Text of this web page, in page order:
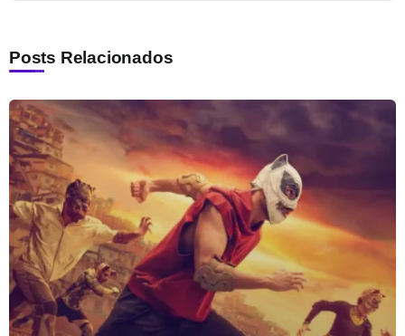
Posts Relacionados